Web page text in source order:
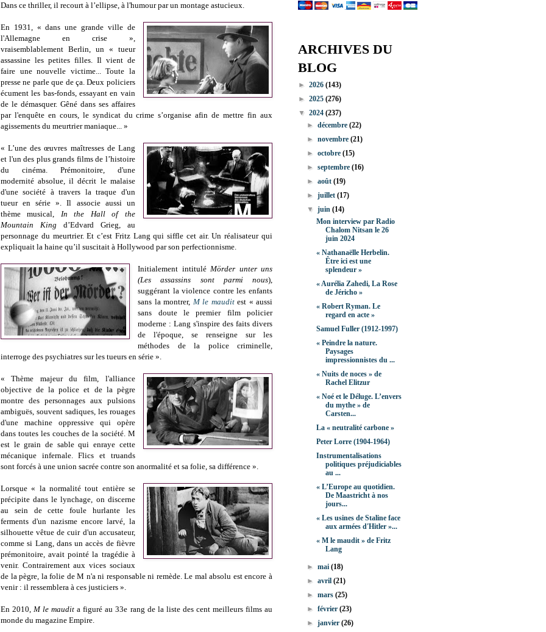
Dans ce thriller, il recourt à l’ellipse, à l'humour par un montage astucieux.
En 1931, « dans une grande ville de
l'Allemagne en crise »,
vraisemblablement Berlin, un « tueur
assassine les petites filles. Il vient de
faire une nouvelle victime... Toute la
presse ne parle que de ça. Deux policiers
écument les bas-fonds, essayant en vain
de le démasquer. Gêné dans ses affaires
par l'enquête en cours, le syndicat du crime s’organise afin de mettre fin aux
agissements du meurtrier maniaque... »
« L’une des œuvres maîtresses de Lang
et l'un des plus grands films de l’histoire
du cinéma. Prémonitoire, d'une
modernité absolue, il décrit le malaise
d'une société à travers la traque d'un
tueur en série ». Il associe aussi un
thème musical, In the Hall of the
Mountain King d’Edvard Grieg, au
personnage du meurtrier. Et c’est Fritz Lang qui siffle cet air. Un réalisateur qui
expliquait la haine qu’il suscitait à Hollywood par son perfectionnisme.
Initialement intituléMörder unter uns
(Les assassins sont parmi nous),
suggérant la violence contre les enfants
sans la montrer, M le mauditest « aussi
sans doute le premier film policier
moderne : Lang s'inspire des faits divers
de l'époque, se renseigne sur les
méthodes de la police criminelle,
interroge des psychiatres sur les tueurs en série ».
« Thème majeur du film, l'alliance
objective de la police et de la pègre
montre des personnages aux pulsions
ambiguës, souvent sadiques, les rouages
d'une machine oppressive qui opère
dans toutes les couches de la société. M
est le grain de sable qui enraye cette
mécanique infernale. Flics et truands
sont forcés à une union sacrée contre son anormalité et sa folie, sa différence ».
Lorsque « la normalité tout entière se
précipite dans le lynchage, on discerne
au sein de cette foule hurlante les
ferments d'un nazisme encore larvé, la
silhouette vêtue de cuir d'un accusateur,
comme si Lang, dans un accès de fièvre
prémonitoire, avait pointé la tragédie à
venir. Contrairement aux vices sociaux
de la pègre, la folie de M n'a ni responsable ni remède. Le mal absolu est encore à
venir : il ressemblera à ces justiciers ».
En 2010,M le maudit a figuré au 33e rang de la liste des cent meilleurs films au
monde du magazine Empire.
ARCHIVES DU
BLOG
► 2026 (143)
► 2025 (276)
▼ 2024 (237)
►décembre(22)
►novembre(21)
►octobre(15)
►septembre(16)
►août(19)
►juillet(17)
▼juin(14)
Mon interview par Radio
Chalom Nitsan le 26
juin 2024
« Nathanaëlle Herbelin.
Être ici est une
splendeur »
« Aurélia Zahedi, La Rose
de Jéricho »
« Robert Ryman. Le
regard en acte »
Samuel Fuller (1912-1997)
« Peindre la nature.
Paysages
impressionnistes du ...
« Nuits de noces » de
Rachel Elitzur
« Noé et le Déluge. L’envers
du mythe » de
Carsten...
La « neutralité carbone »
Peter Lorre (1904-1964)
Instrumentalisations
politiques préjudiciables
au ...
« L’Europe au quotidien.
De Maastricht à nos
jours...
« Les usines de Staline face
aux armées d'Hitler »...
« M le maudit » de Fritz
Lang
►mai(18)
►avril(21)
►mars(25)
►février(23)
►janvier(26)